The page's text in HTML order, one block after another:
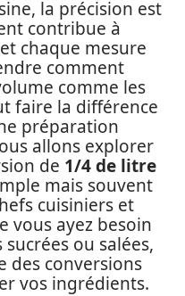
la précision est
contribue à
chaque mesure
comment
comme les
faire la différence
préparation
allons explorer
de 1/4 de litre
mais souvent
cuisiniers et
vous ayez besoin
ou salées,
des conversions
vos ingrédients.